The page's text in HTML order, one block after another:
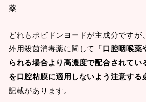
薬
どれもポビドンヨードが主成分ですが
外用殺菌消毒薬に関して「口腔咽喉薬
られる場合より高濃度で配合されてい
を口腔粘膜に適用しないよう注意する
記載があります。